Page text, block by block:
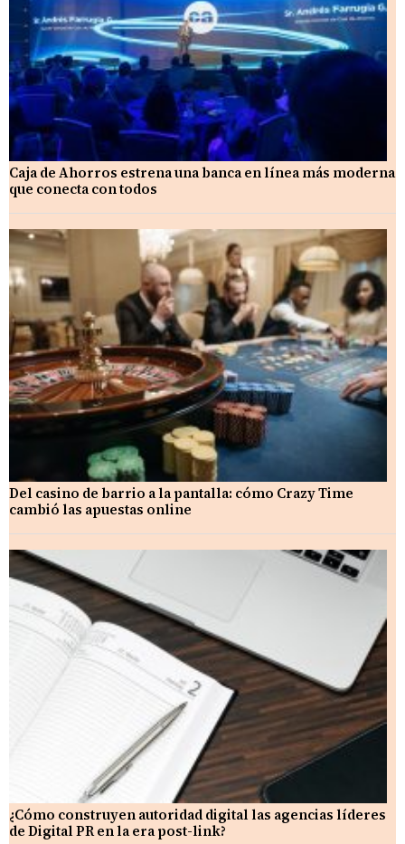
Caja de Ahorros estrena una banca en línea más moderna
que conecta con todos
Del casino de barrio a la pantalla: cómo Crazy Time
cambió las apuestas online
¿Cómo construyen autoridad digital las agencias líderes
de Digital PR en la era post-link?